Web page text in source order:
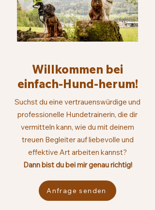
Willkommen bei
einfach-Hund-herum!
Suchst du eine vertrauenswürdige und
professionelle Hundetrainerin, die dir
vermitteln kann, wie du mit deinem
treuen Begleiter auf liebevolle und
effektive Art arbeiten kannst?
Dann bist du bei mir genau richtig!
Anfrage senden